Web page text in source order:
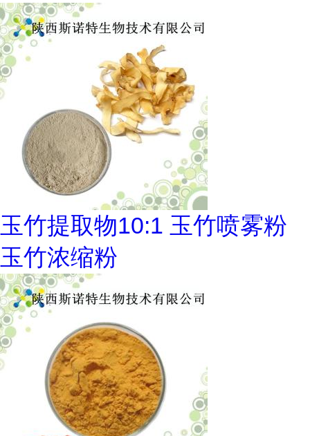
玉竹提取物10:1 玉竹喷雾粉
玉竹浓缩粉